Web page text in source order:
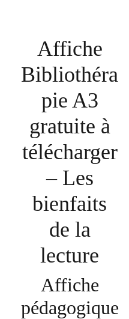
Affiche
Bibliothéra
pie A3
gratuite à
télécharger
– Les
bienfaits
de la
lecture
Affiche
pédagogique